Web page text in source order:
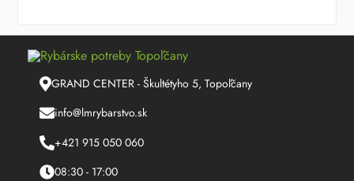
GRAND CENTER - Škultétyho 5, Topoľčany
info@lmrybarstvo.sk
+421 915 050 060
08:30 - 17:00